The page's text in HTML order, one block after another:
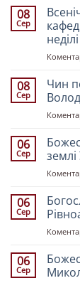
08
Сер
08
Сер
Чин
06
Сер
землі
06
Сер
06
Сер